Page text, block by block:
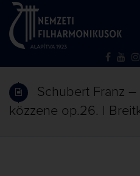
Schubert Franz
közzene op.26. |